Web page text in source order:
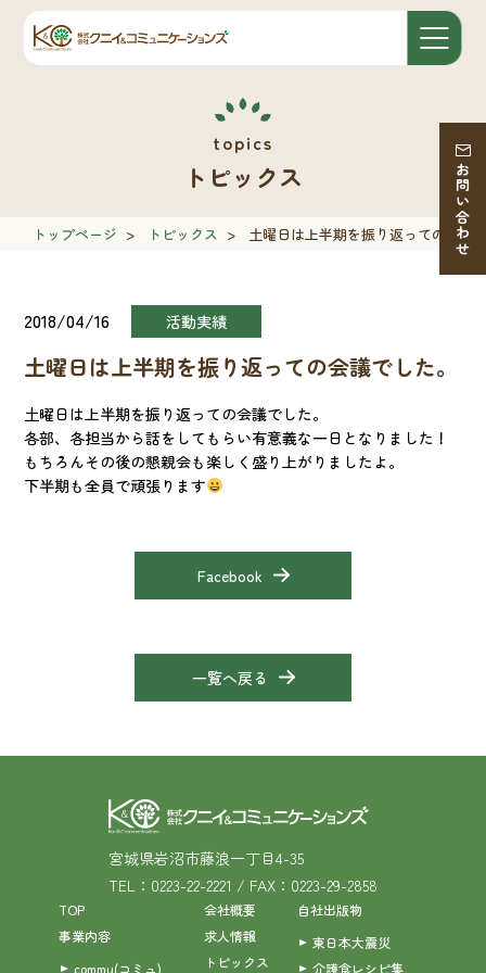
お問い合わせ
トピックス
トップページ > トピックス > 土曜日は上半期を振り返っての会議
2018/04/16 活動実績
土曜日は上半期を振り返っての会議でした。
土曜日は上半期を振り返っての会議でした。
各部、各担当から話をしてもらい有意義な一日となりました！
もちろんその後の懇親会も楽しく盛り上がりましたよ。
下半期も全員で頑張ります
Facebook
一覧へ戻る
宮城県岩沼市藤浪一丁目4-35
TEL：0223-22-2221 / FAX：0223-29-2858
TOP
事業内容
commu(コミュ)
会社概要
求人情報
トピックス
自社出版物
東日本大震災
介護食レシピ集